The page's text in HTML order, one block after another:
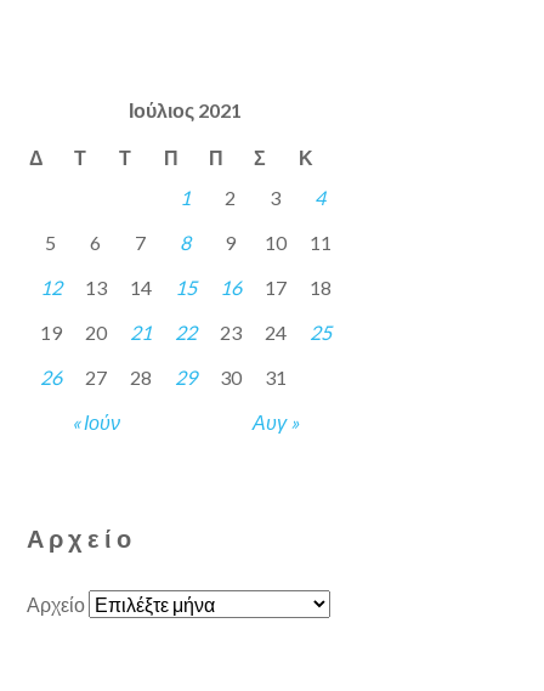
Ιούλιος 2021
Δ Τ Τ Π Π Σ Κ
« Ιούν Αυγ »
1 2 3
4
5
6 7 8 9 10
11
12
13 14 15 16 17
18
19
20 21 22 23 24
25
26
27 28 29 30 31
Αρχείο
Αρχείο